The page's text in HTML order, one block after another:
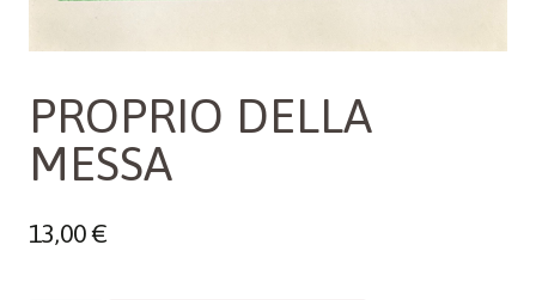
PROPRIO DELLA
MESSA
13,00€